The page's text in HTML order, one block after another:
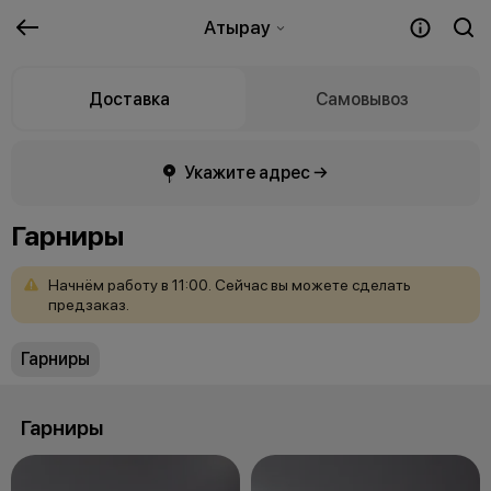
Атырау
Доставка Самовывоз
Укажите адрес →
Гарниры
Начнём работу в 11:00. Сейчас вы можете сделать
предзаказ.
Гарниры
Гарниры